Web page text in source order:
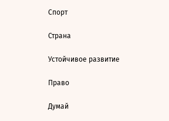
Спорт
Страна
Устойчивое развитие
Право
Думай